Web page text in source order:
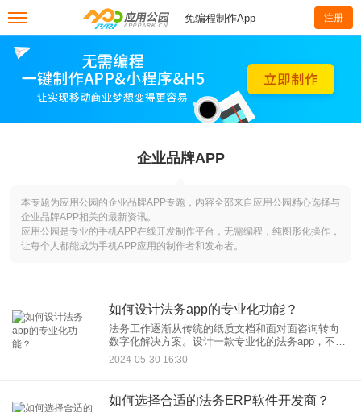
--免编程制作App 注册
企业品牌APP
本专题为应用公园的企业品牌APP专题，内容全部来自应用公园精心选择与
企业品牌APP相关的最新资讯。
应用公园是专业的手机APP在线开发制作平台，无需编程，纯图形化操作，
让每个人都能成为手机APP应用的制作者和发布者。
如何设计法务app的专业化功能？
法务工作逐渐从传统的纸质文档和面对面咨询转向
数字化解决方案。设计一款专业化的法务app，不仅
能够帮助律师、法务人员提高工作效率，还能够为
客户提供更加便捷的法律服务。设计法务app的专业
2024-05-30 16:30
如何选择合适的法务ERP软件开发商？